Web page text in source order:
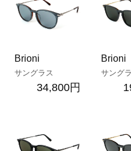
Brioni
サングラス
34,800円
Brioni
サング